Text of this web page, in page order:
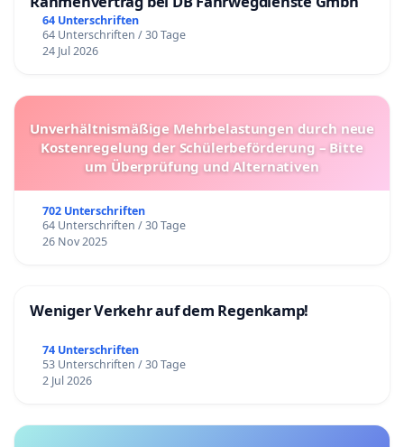
64 Unterschriften
64 Unterschriften / 30 Tage
24 Jul 2026
Unverhältnismäßige Mehrbelastungen durch neue
Kostenregelung der Schülerbeförderung – Bitte
um Überprüfung und Alternativen
702 Unterschriften
64 Unterschriften / 30 Tage
26 Nov 2025
Weniger Verkehr auf dem Regenkamp!
74 Unterschriften
53 Unterschriften / 30 Tage
2 Jul 2026